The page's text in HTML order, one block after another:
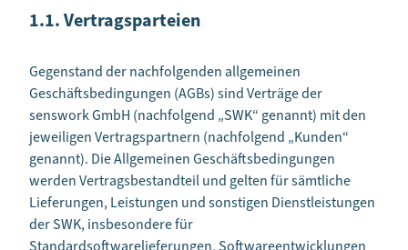
1.1. Vertragsparteien
Gegenstand der nachfolgenden allgemeinen
Geschäftsbedingungen (AGBs) sind Verträge der
senswork GmbH (nachfolgend „SWK“ genannt) mit den
jeweiligen Vertragspartnern (nachfolgend „Kunden“
genannt). Die Allgemeinen Geschäftsbedingungen
werden Vertragsbestandteil und gelten für sämtliche
Lieferungen, Leistungen und sonstigen Dienstleistungen
der SWK, insbesondere für